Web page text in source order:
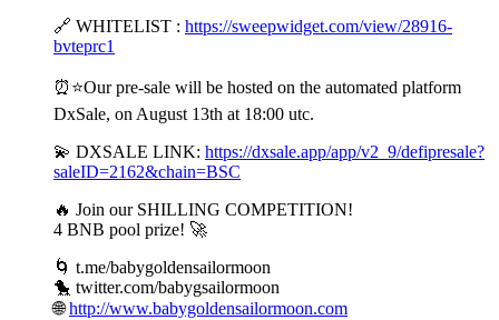
🔗 WHITELIST : https://sweepwidget.com/view/28916-
bvteprc1
⏰⭐️Our pre-sale will be hosted on the automated platform
DxSale, on August 13th at 18:00 utc.
💫 DXSALE LINK: https://dxsale.app/app/v2_9/defipresale?
saleID=2162&chain=BSC
🔥 Join our SHILLING COMPETITION!
4 BNB pool prize! 🚀
🌀 t.me/babygoldensailormoon
🐤 twitter.com/babygsailormoon
🌐http://www.babygoldensailormoon.com